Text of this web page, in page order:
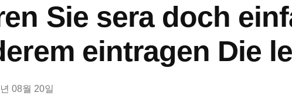
Sie sera doch
eintragen Die
08월 20일